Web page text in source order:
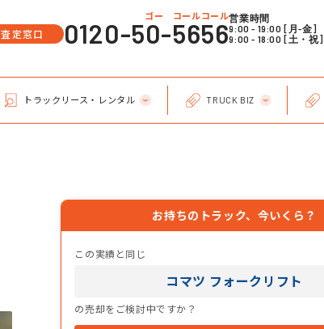
査定窓口
ゴー コールコール
0120-50-5656営業時間
9:00 - 19:00 [月-金]
9:00 - 18:00 [土・祝]
トラックリース・レンタル TRUCK BIZ
お持ちのトラック、今いくら？
この実績と同じ
コマツ フォークリフト
の売却をご検討中ですか？